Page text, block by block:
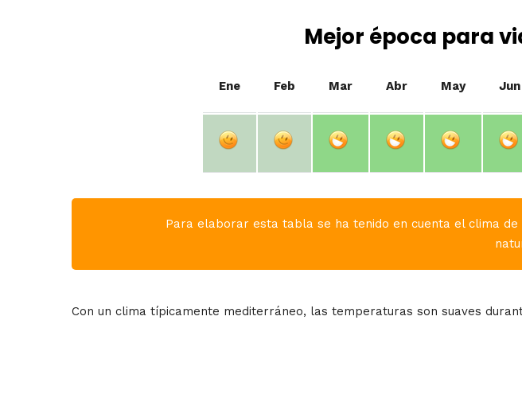
Mejor época para
Ene Feb Mar Abr May Jun
Para elaborar esta tabla se ha tenido en cuenta el clima
Con un clima típicamente mediterráneo, las temperaturas son suaves